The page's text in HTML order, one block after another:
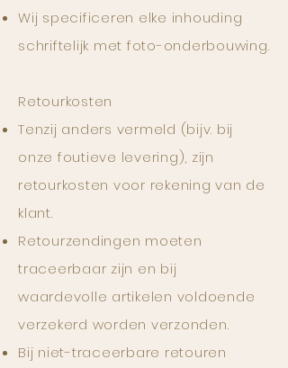
Wij specificeren elke inhouding
schriftelijk met foto-onderbouwing.
Retourkosten
Tenzij anders vermeld (bijv. bij
onze foutieve levering), zijn
retourkosten voor rekening van de
klant.
Retourzendingen moeten
traceerbaar zijn en bij
waardevolle artikelen voldoende
verzekerd worden verzonden.
Bij niet-traceerbare retouren